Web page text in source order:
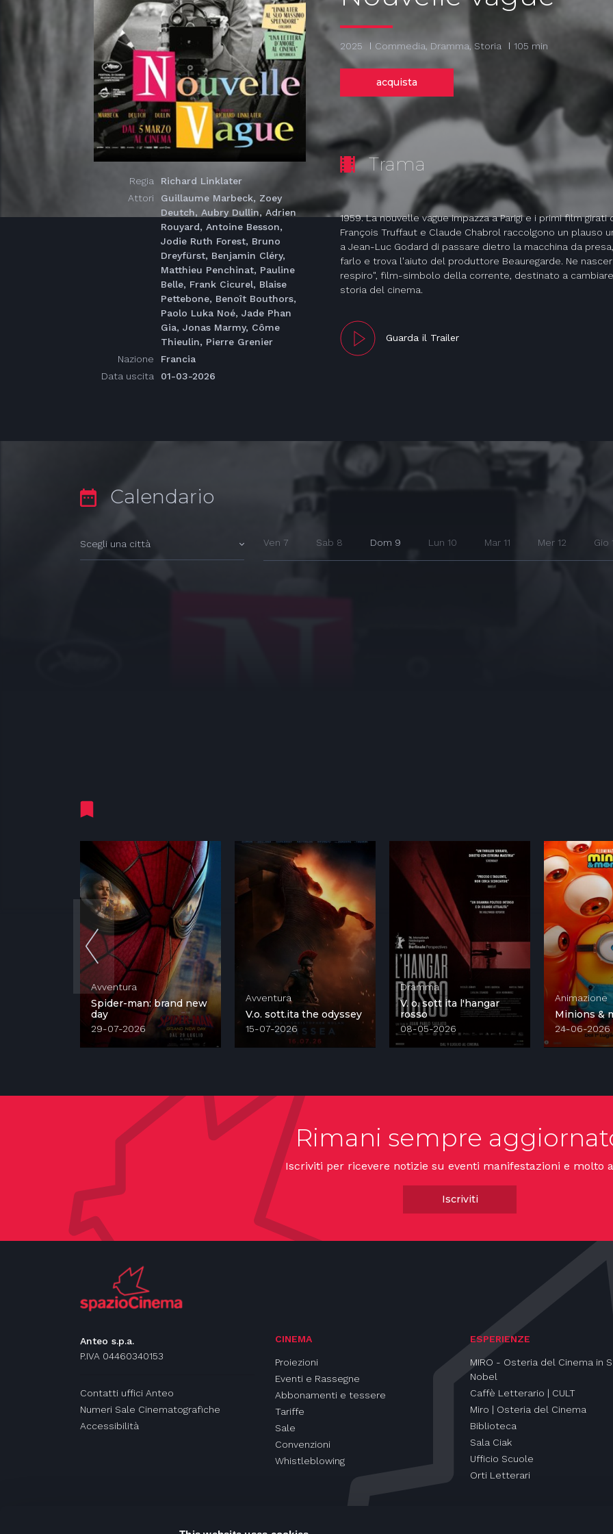
2025 Commedia, Dramma, Storia 105 min
acquista
Trama
1959. La nouvelle vague impazza a Parigi e i primi film
François Truffaut e Claude Chabrol raccolgono un plauso
a Jean-Luc Godard di passare dietro la macchina da
farlo e trova l'aiuto del produttore Beauregarde. Ne
respiro", film-simbolo della corrente, destinato a
storia del cinema.
Guarda il Trailer
Regia
Richard Linklater
Attori
Guillaume Marbeck, Zoey
Deutch, Aubry Dullin, Adrien
Rouyard, Antoine Besson,
Jodie Ruth Forest, Bruno
Dreyfürst, Benjamin Cléry,
Matthieu Penchinat, Pauline
Belle, Frank Cicurel, Blaise
Pettebone, Benoît Bouthors,
Paolo Luka Noé, Jade Phan
Gia, Jonas Marmy, Côme
Thieulin, Pierre Grenier
Nazione
Francia
Data uscita
01-03-2026
Calendario
Scegli una città Ven 7 Sab 8 Dom 9 Lun 10 Mar 11 Mer 12 Gio
Avventura
Spider-man: brand new
day
29-07-2026
Avventura
V.o. sott.ita the odyssey
15-07-2026
Dramma
V. o. sott ita l'hangar
rosso
08-05-2026
Animazione
Minions &
24-06-2026
Rimani sempre
Iscriviti per ricevere notizie su eventi manifestazioni e molto
Iscriviti
Anteo s.p.a.
P.IVA 04460340153
Contatti uffici Anteo
Numeri Sale Cinematografiche
Accessibilità
CINEMA
Proiezioni
Eventi e Rassegne
Abbonamenti e tessere
Tariffe
Sale
Convenzioni
Whistleblowing
ESPERIENZE
MIRO - Osteria del Cinema in
Nobel
Caffè Letterario | CULT
Miro | Osteria del Cinema
Biblioteca
Sala Ciak
Ufficio Scuole
Orti Letterari